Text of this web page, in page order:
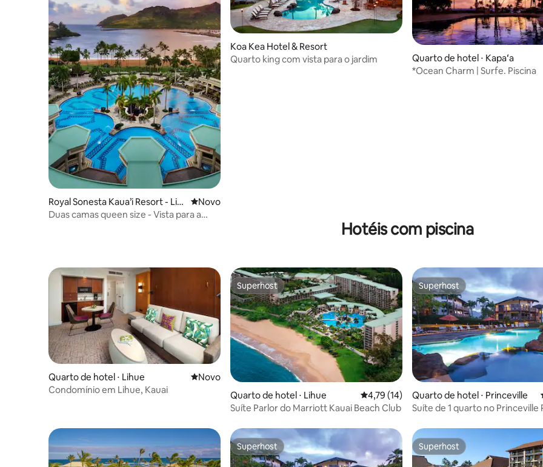
Royal Sonesta Kaua’i Resort - Lih
ue
Novo lugar para ficar
Novo
Duas camas queen size - Vista para a
Koa Kea Hotel & Resort
Quarto king com vista para o jardim
Quarto de hotel ⋅ Kapaʻa
*Ocean Charm | Surfe. Piscina
Hotéis com piscina
Quarto de hotel ⋅ Lihue Novo lugar para ficar
Novo
Condomínio em Lihue, Kauai
Superhost
Superhost
Quarto de hotel ⋅ Lihue 4,79 de uma avaliação média de 5, 14
4,79 (14)
Suíte Parlor do Marriott Kauai Beach Club
Superhost
Superhost
Quarto de hotel ⋅ Princeville
Suíte de 1 quarto no Princeville
Superhost
Superhost Superhost
Superhost